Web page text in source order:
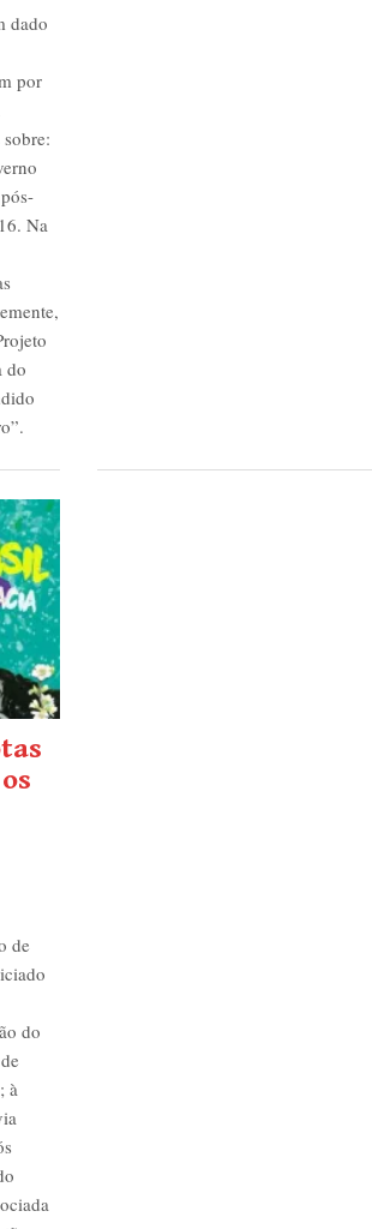
dado
por
Na
do
​
de
do
à